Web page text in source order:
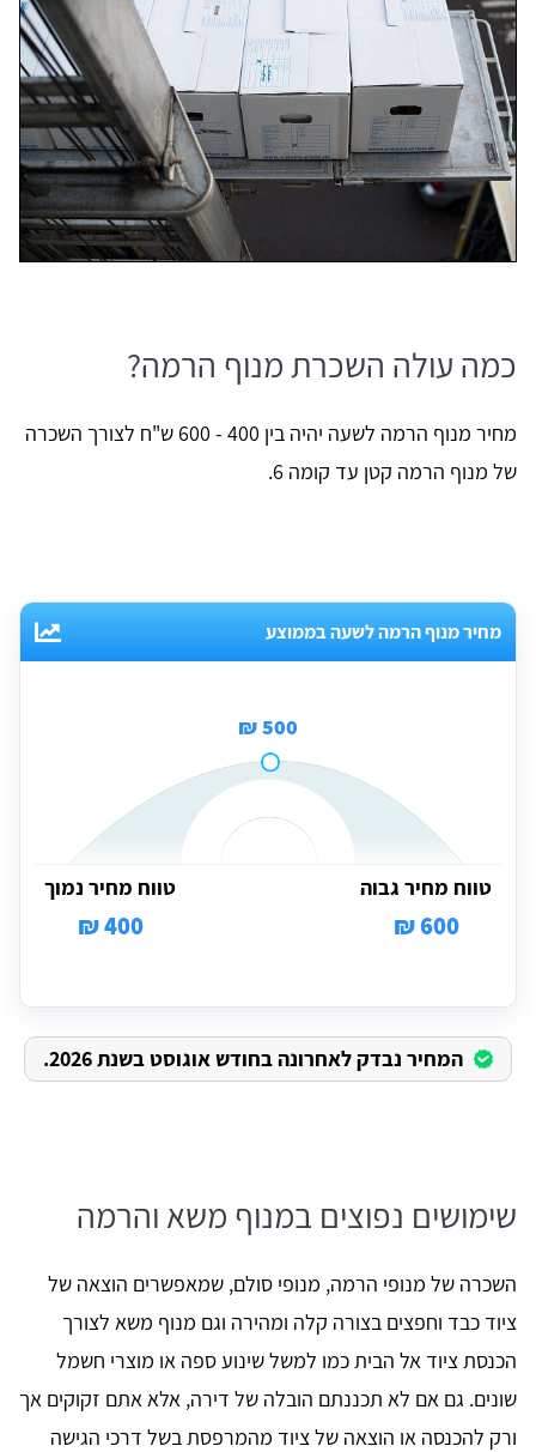
כמה עולה השכרת מנוף הרמה?
מחיר מנוף הרמה לשעה יהיה בין 400 - 600 ש"ח לצורך השכרה
של מנוף הרמה קטן עד קומה 6.
מחיר מנוף הרמה לשעה בממוצע
500 ₪
טווח מחיר גבוה
600 ₪
טווח מחיר נמוך
400 ₪
המחיר נבדק לאחרונה בחודש אוגוסט בשנת 2026.
שימושים נפוצים במנוף משא והרמה
השכרה של מנופי הרמה, מנופי סולם, שמאפשרים הוצאה של
ציוד כבד וחפצים בצורה קלה ומהירה וגם מנוף משא לצורך
הכנסת ציוד אל הבית כמו למשל שינוע ספה או מוצרי חשמל
שונים. גם אם לא תכננתם הובלה של דירה, אלא אתם זקוקים אך
ורק להכנסה או הוצאה של ציוד מהמרפסת בשל דרכי הגישה